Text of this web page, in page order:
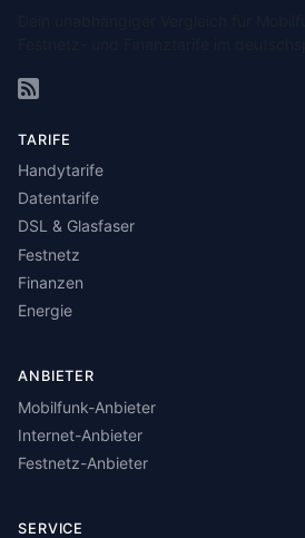
TARIFE
Handytarife
Datentarife
DSL & Glasfaser
Festnetz
Finanzen
Energie
ANBIETER
Mobilfunk-Anbieter
Internet-Anbieter
Festnetz-Anbieter
SERVICE